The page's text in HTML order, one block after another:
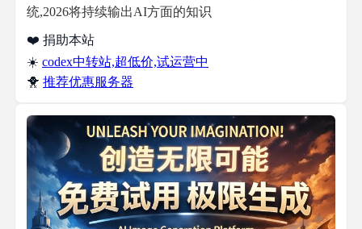
统,2026将持续输出AI方面的知识
❤️ 捐助本站
☀️ codex中转站,超低价,试运营中
🐥 推荐优惠服务器